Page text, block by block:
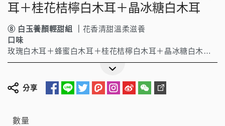
耳＋桂花桔檸白木耳＋晶冰糖白木耳
⑧ 白玉養顏輕甜組 ｜ 花香清甜溫柔滋養
口味
玫瑰白木耳＋蜂蜜白木耳＋桂花桔檸白木耳＋晶冰糖白木耳
分享
數量